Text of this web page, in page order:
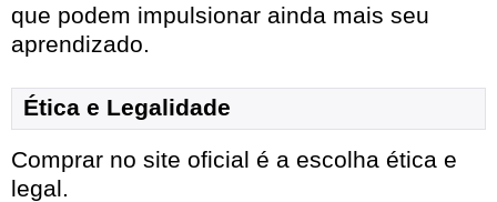
que podem impulsionar ainda mais seu
aprendizado.
Ética e Legalidade
Comprar no site oficial é a escolha ética e
legal.